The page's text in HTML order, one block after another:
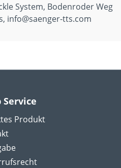
System, Bodenroder Weg
info@saenger-tts.com
Service
Produkt